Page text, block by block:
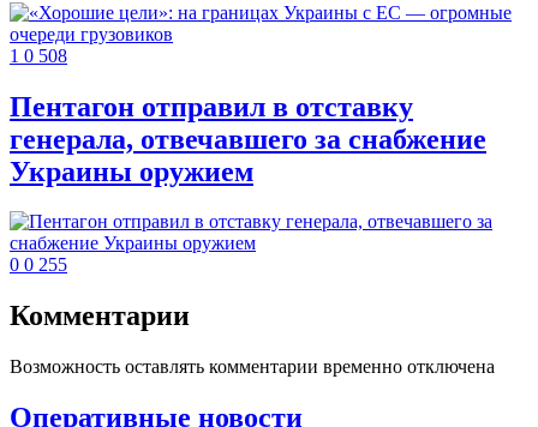
1 0 508
Пентагон отправил в отставку
генерала, отвечавшего за снабжение
Украины оружием
0 0 255
Комментарии
Возможность оставлять комментарии временно отключена
Оперативные новости